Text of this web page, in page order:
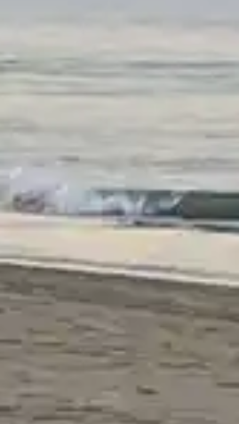
RICEVI 3,50€ DI
>
accumuli ulteriori
per ricevere uno
nella pagina
sui social